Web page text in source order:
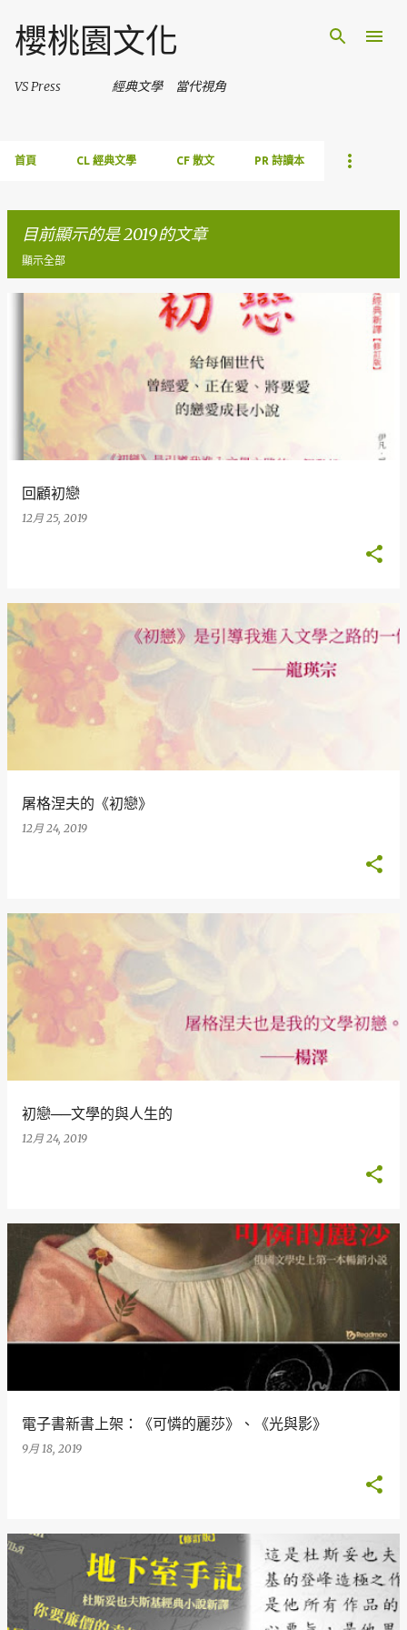
跳到主要內容
櫻桃園文化
VS Press 經典文學 當代視角
首頁 CL 經典文學 CF 散文 PR 詩讀本
目前顯示的是 2019的文章
顯示全部
回顧初戀
12月 25, 2019
屠格涅夫的《初戀》
12月 24, 2019
初戀──文學的與人生的
12月 24, 2019
電子書新書上架：《可憐的麗莎》、《光與影》
9月 18, 2019